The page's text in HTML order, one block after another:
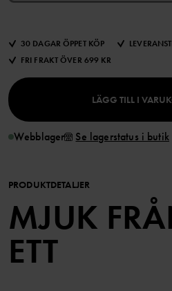
30 DAGAR ÖPPET KÖP
FRI FRAKT ÖVER 699 KR
LÄGG TILL I
Webblager Se lagerstatus i butik
PRODUKTDETALJER
MJUK
ETT